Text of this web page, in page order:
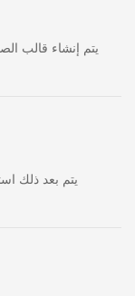
يتم إنشاء قالب
يتم بعد ذلك